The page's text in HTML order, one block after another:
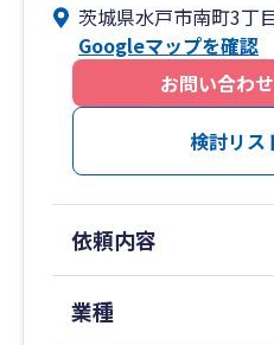
存です。
私は税理士の中では若く
モットーとし、税理士本
時間を大切にしています
また、士業ネットワーク
士・司法書士・行政書士
変化の早い激動の時代、
ございましたら、お気軽
茨城県水戸市南町3丁
Googleマップを確認
お問い合わせ
検討リス
依頼内容
業種